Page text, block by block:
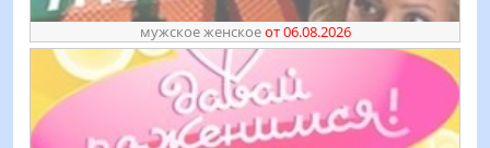
мужское женскоеот 06.08.2026